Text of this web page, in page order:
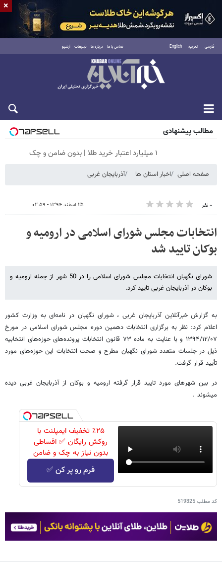
فارسی العربية English تماس با ما درباره ما تبلیغات آرشیو
جمعه ۱۶ مرداد ۱۴۰۵
مطالب پیشنهادی
۱ میلیارد اعتبار خرید طلا | بدون ضامن و چک
صفحه اصلی اخبار استان ها آذربایجان غربی
۰ نفر ۲۵ اسفند ۱۳۹۴ - ۰۲:۵۹
انتخابات مجلس شورای اسلامی در ارومیه و
بوکان تایید شد
شورای نگهبان انتخابات مجلس شورای اسلامی را در 50 شهر از جمله ارومیه و
بوکان در آذربایجان غربی تایید کرد.
به گزارش خبرآنلاین آذربایجان غربی ، شورای نگهبان در نامه‌ای به وزارت کشور
اعلام کرد: نظر به برگزاری انتخابات دهمین دوره مجلس شورای اسلامی در مورخ
۱۳۹۴/۱۲/۰۷ و با عنایت به ماده ۷۳ قانون انتخابات پرونده‌های حوزه‌های انتخابیه
ذیل در جلسات متعدد شورای نگهبان مطرح و صحت انتخابات این حوزه‌های مورد
تأیید قرار گرفت.
در بین شهرهای مورد تایید قرار گرفته ارومیه و بوکان از آذربایجان غربی دیده
میشوند .
٪۲۵ تخفیف ایمپلنت با
روکش رایگان ✅ اقساطی
بدون نیاز به چک و ضامن
فرم رو پر کن ✅
کد مطلب519325
×